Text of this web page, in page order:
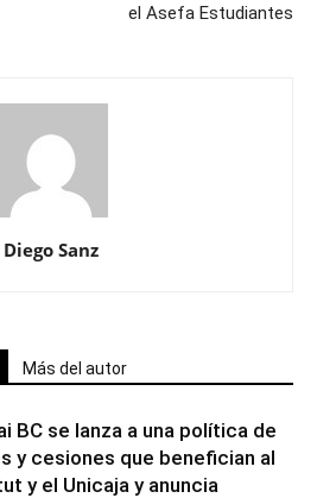
el Asefa Estudiantes
Diego Sanz
Más del autor
BC se lanza a una política de
y cesiones que benefician al
y el Unicaja y anuncia